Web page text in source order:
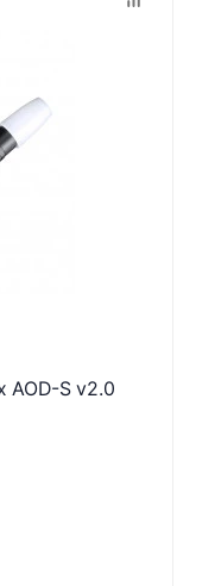
AOD-S v2.0